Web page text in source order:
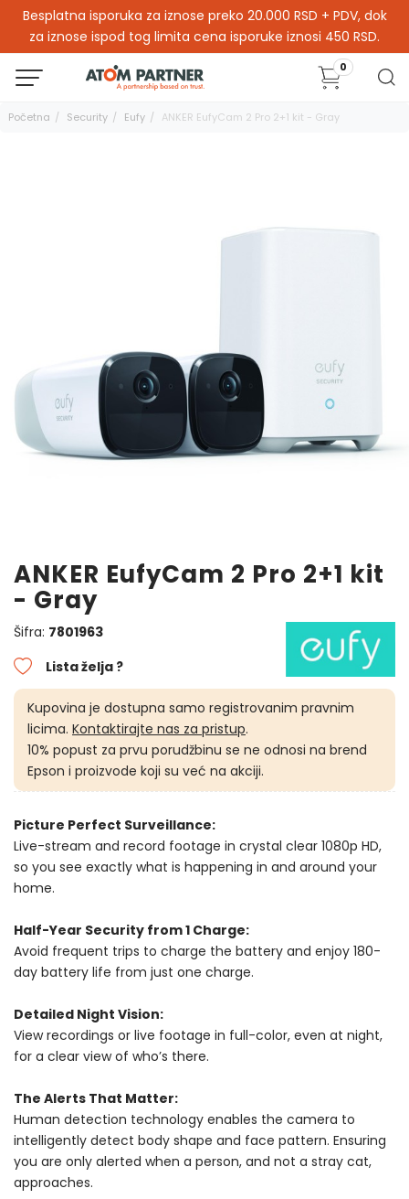
Besplatna isporuka za iznose preko 20.000 RSD + PDV, dok
za iznose ispod tog limita cena isporuke iznosi 450 RSD.
0
Početna Security Eufy ANKER EufyCam 2 Pro 2+1 kit - Gray
ANKER EufyCam 2 Pro 2+1 kit
- Gray
Šifra: 7801963
Lista želja ?
Kupovina je dostupna samo registrovanim pravnim
licima. Kontaktirajte nas za pristup.
10% popust za prvu porudžbinu se ne odnosi na brend
Epson i proizvode koji su već na akciji.
Picture Perfect Surveillance:
Live-stream and record footage in crystal clear 1080p HD,
so you see exactly what is happening in and around your
home.
Half-Year Security from 1 Charge:
Avoid frequent trips to charge the battery and enjoy 180-
day battery life from just one charge.
Detailed Night Vision:
View recordings or live footage in full-color, even at night,
for a clear view of who’s there.
The Alerts That Matter:
Human detection technology enables the camera to
intelligently detect body shape and face pattern. Ensuring
you are only alerted when a person, and not a stray cat,
approaches.